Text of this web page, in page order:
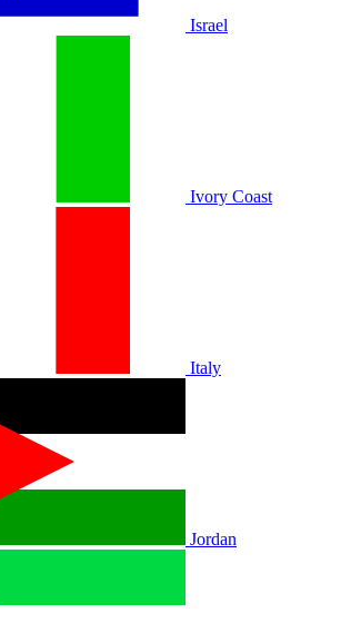
Israel
Ivory Coast
Italy
Jordan